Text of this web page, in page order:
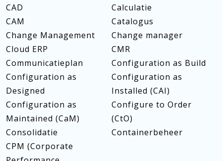
CAD
Calculatie
CAM
Catalogus
Change Management
Change manager
Cloud ERP
CMR
Communicatieplan
Configuration as Build
Configuration as
Designed
Configuration as
Installed (CAI)
Configuration as
Maintained (CaM)
Configure to Order
(CtO)
Consolidatie
Containerbeheer
CPM (Corporate